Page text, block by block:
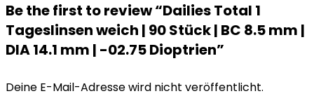
Be the first to review “Dailies Total 1
Tageslinsen weich | 90 Stück | BC 8.5 mm |
DIA 14.1 mm | -02.75 Dioptrien”
Deine E-Mail-Adresse wird nicht veröffentlicht.